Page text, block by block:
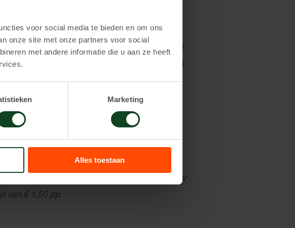
voor social media te bieden en om ons
onze site met onze partners voor social
met andere informatie die u aan ze heeft
Marketing
Alles toestaan
voor kinderen tussen de 8 en 13 jaar. Dit is
we buiten de speeltijd om dus je kunt echt
leeftijd t/m 13 jaar
2 uur spelen € 210,00
extra spelers € 21,00 pp.
bieden we een beker frisdrank en chips naar
van € 1,50 pp.